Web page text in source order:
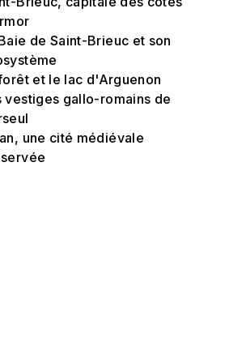
de Saint-Brieuc et son
et le lac d'Arguenon
vestiges gallo-romains de
une cité médiévale